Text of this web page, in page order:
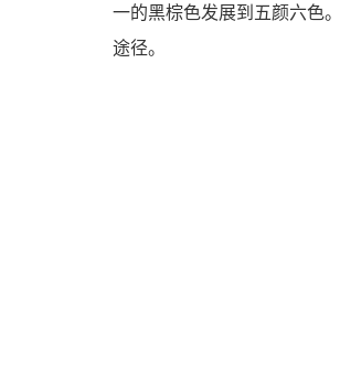
一的黑棕色发展到五颜六色
途径。